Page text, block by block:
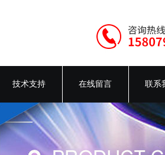
技术支持 在线留言 联系